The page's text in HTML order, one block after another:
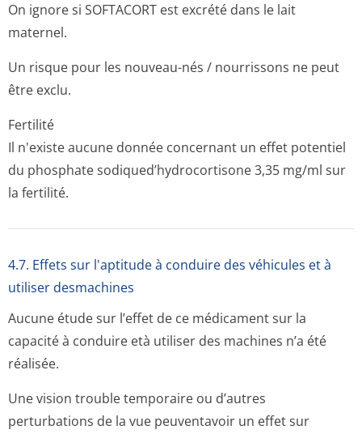
On ignore si SOFTACORT est excrété dans le lait
maternel.
Un risque pour les nouveau-nés / nourrissons ne peut
être exclu.
Fertilité
Il n'existe aucune donnée concernant un effet potentiel
du phosphate sodiqued’hydro­cortisone 3,35 mg/ml sur
la fertilité.
4.7. Effets sur l'aptitude à conduire des véhicules et à
utiliser desmachines
Aucune étude sur l’effet de ce médicament sur la
capacité à conduire età utiliser des machines n’a été
réalisée.
Une vision trouble temporaire ou d’autres
perturbations de la vue peuventavoir un effet sur